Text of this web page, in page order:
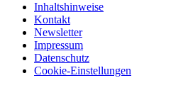
Inhaltshinweise
Kontakt
Newsletter
Impressum
Datenschutz
Cookie-Einstellungen